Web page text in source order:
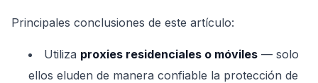
Principales conclusiones de este artículo:
Utiliza proxies residenciales o móviles — solo
ellos eluden de manera confiable la protección de